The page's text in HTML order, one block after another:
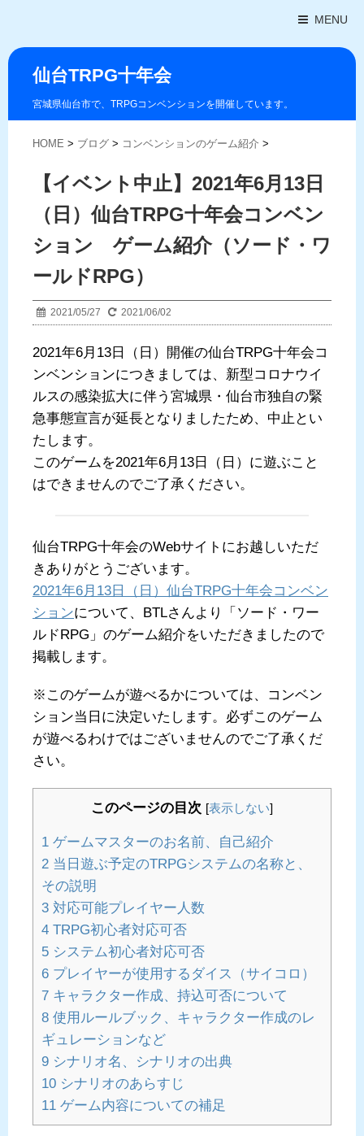
MENU
仙台TRPG十年会
宮城県仙台市で、TRPGコンベンションを開催しています。
HOME > ブログ > コンベンションのゲーム紹介 >
【イベント中止】2021年6月13日
（日）仙台TRPG十年会コンベン
ション ゲーム紹介（ソード・ワ
ールドRPG）
2021/05/27 2021/06/02
2021年6月13日（日）開催の仙台TRPG十年会コ
ンベンションにつきましては、新型コロナウイ
ルスの感染拡大に伴う宮城県・仙台市独自の緊
急事態宣言が延長となりましたため、中止とい
たします。
このゲームを2021年6月13日（日）に遊ぶこと
はできませんのでご了承ください。
仙台TRPG十年会のWebサイトにお越しいただ
きありがとうございます。
2021年6月13日（日）仙台TRPG十年会コンベン
ションについて、BTLさんより「ソード・ワー
ルドRPG」のゲーム紹介をいただきましたので
掲載します。
※このゲームが遊べるかについては、コンベン
ション当日に決定いたします。必ずこのゲーム
が遊べるわけではございませんのでご了承くだ
さい。
このページの目次 [表示しない]
1 ゲームマスターのお名前、自己紹介
2 当日遊ぶ予定のTRPGシステムの名称と、
その説明
3 対応可能プレイヤー人数
4 TRPG初心者対応可否
5 システム初心者対応可否
6 プレイヤーが使用するダイス（サイコロ）
7 キャラクター作成、持込可否について
8 使用ルールブック、キャラクター作成のレ
ギュレーションなど
9 シナリオ名、シナリオの出典
10 シナリオのあらすじ
11 ゲーム内容についての補足